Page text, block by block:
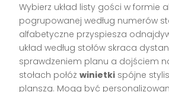
Wybierz układ listy gości w formie
pogrupowanej według numerów
alfabetyczne przyspiesza
układ według stołów skraca
sprawdzeniem planu a dojściem
stołach połóżwinietki spójne
planszą. Mogą być